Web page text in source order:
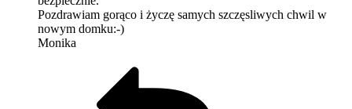
Pozdrawiam gorąco i życzę samych szczęsliwych chwil w
nowym domku:-)
Monika